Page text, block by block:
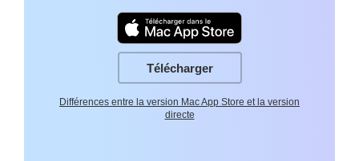
Télécharger
Différences entre la version Mac App Store et la version
directe